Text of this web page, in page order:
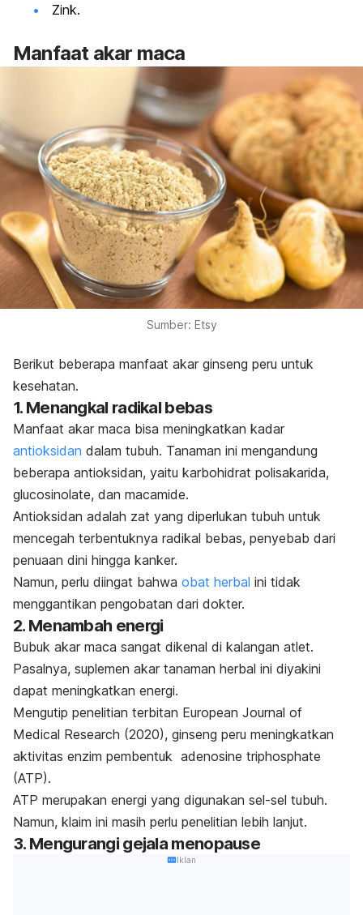
Zink.
Manfaat akar maca
Sumber: Etsy
Berikut beberapa manfaat akar ginseng peru untuk
kesehatan.
1. Menangkal radikal bebas
Manfaat akar maca bisa meningkatkan kadar
antioksidan dalam tubuh. Tanaman ini mengandung
beberapa antioksidan, yaitu karbohidrat polisakarida,
glucosinolate, dan macamide.
Antioksidan adalah zat yang diperlukan tubuh untuk
mencegah terbentuknya radikal bebas, penyebab dari
penuaan dini hingga kanker.
Namun, perlu diingat bahwa obat herbal ini tidak
menggantikan pengobatan dari dokter.
2. Menambah energi
Bubuk akar maca sangat dikenal di kalangan atlet.
Pasalnya, suplemen akar tanaman herbal ini diyakini
dapat meningkatkan energi.
Mengutip penelitian terbitan European Journal of
Medical Research (2020), ginseng peru meningkatkan
aktivitas enzim pembentuk adenosine triphosphate
(ATP).
ATP merupakan energi yang digunakan sel-sel tubuh.
Namun, klaim ini masih perlu penelitian lebih lanjut.
3. Mengurangi gejala menopause
Iklan